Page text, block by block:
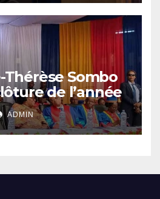
Thérèse Sombo
de l’année
2025-2026 à
ADMIN